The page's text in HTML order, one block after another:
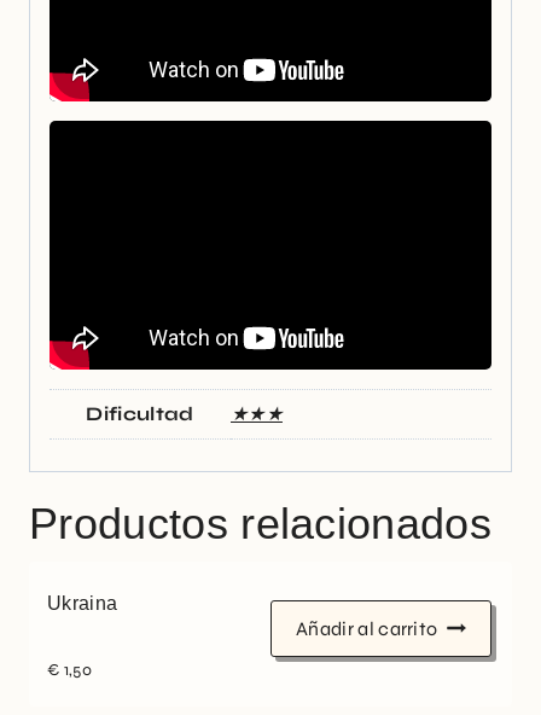
Dificultad ★★★
Productos relacionados
Ukraina
€ 1,50
Añadir al carrito